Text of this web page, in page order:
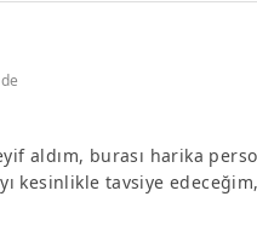
aldım, burası harika
kesinlikle tavsiye